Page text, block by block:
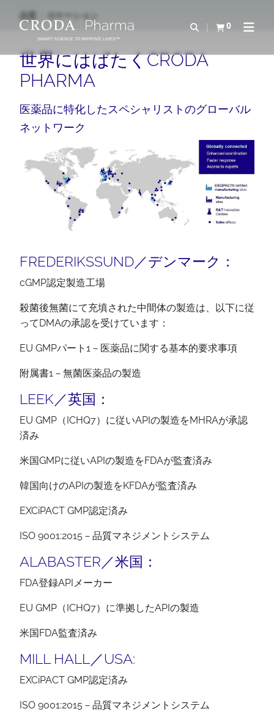
ン
ー
SMART SCIENCE TO IMPROVE LIVES™
検索を開く
0
カートを確認す
ナビ
世界にはばたくCRODA
PHARMA
医薬品に特化したスペシャリストのグローバル
ネットワーク
FREDERIKSSUND／デンマーク：
cGMP認定製造工場
殺菌後無菌にて充填された中間体の製造は、以下に従
ってDMAの承認を受けています：
EU GMPパート1－医薬品に関する基本的要求事項
附属書1－無菌医薬品の製造
LEEK／英国：
EU GMP（ICHQ7）に従いAPIの製造をMHRAが承認
済み
米国GMPに従いAPIの製造をFDAが監査済み
韓国向けのAPIの製造をKFDAが監査済み
EXCiPACT GMP認定済み
ISO 9001:2015－品質マネジメントシステム
ALABASTER／米国：
FDA登録APIメーカー
EU GMP（ICHQ7）に準拠したAPIの製造
米国FDA監査済み
MILL HALL／USA:
EXCiPACT GMP認定済み
ISO 9001:2015－品質マネジメントシステム